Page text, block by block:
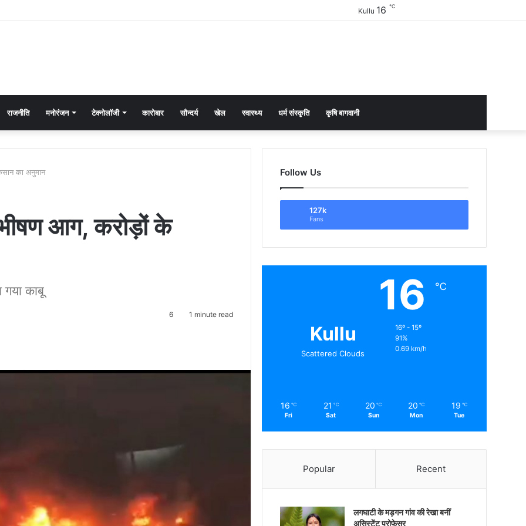
Kullu 16 ℃
राजनीति मनोरंजन टेक्नोलॉजी कारोबार सौन्दर्य खेल स्वास्थ्य धर्म संस्कृति कृषि बागवानी
का अनुमान
आग, करोड़ों के
काबू
6 1 minute read
Follow Us
127k
Fans
Kullu
Scattered Clouds
16 ℃
16º - 15º
91%
0.69 km/h
16 ℃
Fri
21 ℃
Sat
20 ℃
Sun
20 ℃
Mon
19 ℃
Tue
Popular Recent
लगघाटी के मड़गन गांव की रेखा बनीं
असिस्टेंट प्रोफेसर